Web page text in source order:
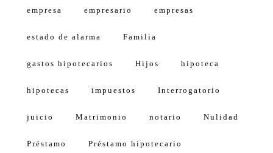
empresa empresario empresas
estado de alarma Familia
gastos hipotecarios Hijos hipoteca
hipotecas impuestos Interrogatorio
juicio Matrimonio notario Nulidad
Préstamo Préstamo hipotecario